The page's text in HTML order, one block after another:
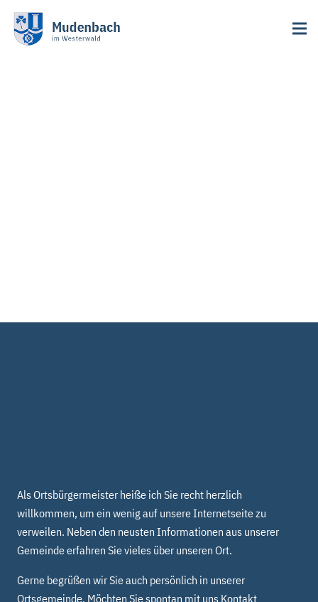
Als Ortsbürgermeister heiße ich Sie recht herzlich
willkommen, um ein wenig auf unsere Internetseite zu
verweilen. Neben den neusten Informationen aus unserer
Gemeinde erfahren Sie vieles über unseren Ort.
Gerne begrüßen wir Sie auch persönlich in unserer
Ortsgemeinde. Möchten Sie spontan mit uns Kontakt